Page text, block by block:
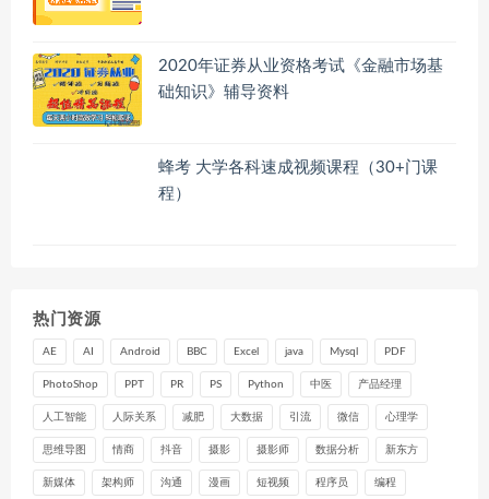
2020年证券从业资格考试《金融市场基
础知识》辅导资料
蜂考 大学各科速成视频课程（30+门课
程）
热门资源
AE AI Android BBC Excel java Mysql PDF
PhotoShop PPT PR PS Python 中医 产品经理
人工智能 人际关系 减肥 大数据 引流 微信 心理学
思维导图 情商 抖音 摄影 摄影师 数据分析 新东方
新媒体 架构师 沟通 漫画 短视频 程序员 编程